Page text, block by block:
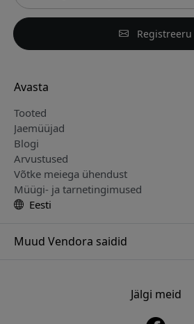
Registreeru
Avasta
Tooted
Jaemüüjad
Blogi
Arvustused
Võtke meiega ühendust
Müügi- ja tarnetingimused
Eesti
Muud Vendora saidid
www.nordicsmartlight.seJälgi meid